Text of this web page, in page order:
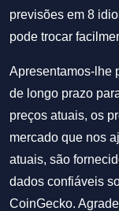
previsões em 8
pode trocar
Apresentamos-lhe
de longo prazo
preços atuais, os
mercado que nos
atuais, são
dados confiáveis
CoinGecko.